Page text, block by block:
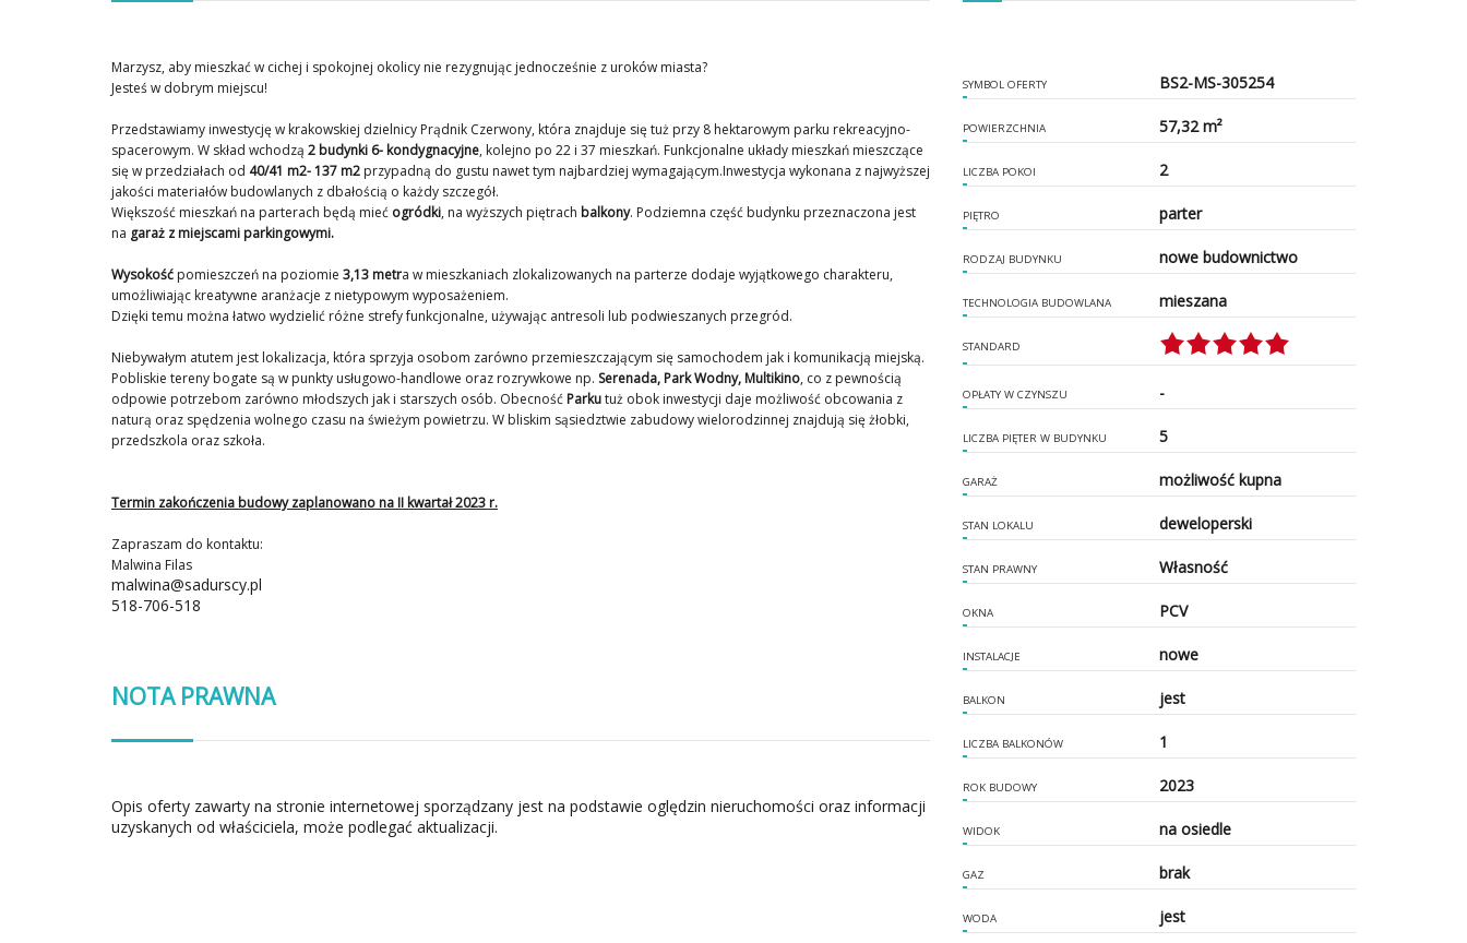
Marzysz, aby mieszkać w cichej i spokojnej okolicy nie rezygnując jednocześnie z uroków miasta?
Jesteś w dobrym miejscu!
Przedstawiamy inwestycję w krakowskiej dzielnicy Prądnik Czerwony, która znajduje się tuż przy 8 hektarowym parku rekreacyjno-
spacerowym. W skład wchodzą 2 budynki 6- kondygnacyjne, kolejno po 22 i 37 mieszkań. Funkcjonalne układy mieszkań mieszczące
się w przedziałach od 40/41 m2- 137 m2 przypadną do gustu nawet tym najbardziej wymagającym.Inwestycja wykonana z najwyższej
jakości materiałów budowlanych z dbałością o każdy szczegół.
Większość mieszkań na parterach będą mieć ogródki, na wyższych piętrach balkony. Podziemna część budynku przeznaczona jest
na garaż z miejscami parkingowymi.
Wysokość pomieszczeń na poziomie 3,13 metra w mieszkaniach zlokalizowanych na parterze dodaje wyjątkowego charakteru,
umożliwiając kreatywne aranżacje z nietypowym wyposażeniem.
Dzięki temu można łatwo wydzielić różne strefy funkcjonalne, używając antresoli lub podwieszanych przegród.
Niebywałym atutem jest lokalizacja, która sprzyja osobom zarówno przemieszczającym się samochodem jak i komunikacją miejską.
Pobliskie tereny bogate są w punkty usługowo-handlowe oraz rozrywkowe np. Serenada, Park Wodny, Multikino, co z pewnością
odpowie potrzebom zarówno młodszych jak i starszych osób. Obecność Parkutuż obok inwestycji daje możliwość obcowania z
naturą oraz spędzenia wolnego czasu na świeżym powietrzu. W bliskim sąsiedztwie zabudowy wielorodzinnej znajdują się żłobki,
przedszkola oraz szkoła.
Termin zakończenia budowy zaplanowano na II kwartał 2023 r.
Zapraszam do kontaktu:
Malwina Filas
malwina@sadurscy.pl
518-706-518
NOTA PRAWNA
Opis oferty zawarty na stronie internetowej sporządzany jest na podstawie oględzin nieruchomości oraz informacji
uzyskanych od właściciela, może podlegać aktualizacji.
SYMBOL OFERTY BS2-MS-305254
POWIERZCHNIA 57,32 m²
LICZBA POKOI 2
PIĘTRO parter
RODZAJ BUDYNKU nowe budownictwo
TECHNOLOGIA BUDOWLANA mieszana
STANDARD
OPŁATY W CZYNSZU -
LICZBA PIĘTER W BUDYNKU 5
GARAŻ możliwość kupna
STAN LOKALU deweloperski
STAN PRAWNY Własność
OKNA PCV
INSTALACJE nowe
BALKON jest
LICZBA BALKONÓW 1
ROK BUDOWY 2023
WIDOK na osiedle
GAZ brak
WODA jest